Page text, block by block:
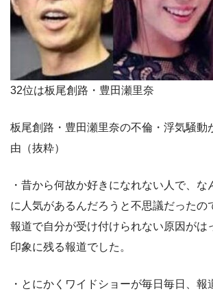
32位は板尾創路・豊田瀬里奈
板尾創路・豊田瀬里奈の不倫・浮気騒動
由（抜粋）
・昔から何故か好きになれない人で、な
に人気があるんだろうと不思議だったの
報道で自分が受け付けられない原因がは
印象に残る報道でした。
・とにかくワイドショーが毎日毎日、報